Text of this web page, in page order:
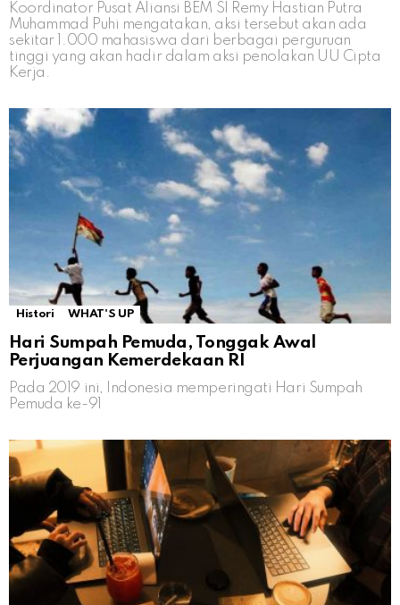
Koordinator Pusat Aliansi BEM SI Remy Hastian Putra
Muhammad Puhi mengatakan, aksi tersebut akan ada
sekitar 1.000 mahasiswa dari berbagai perguruan
tinggi yang akan hadir dalam aksi penolakan UU Cipta
Kerja.
Histori WHAT'S UP
Hari Sumpah Pemuda, Tonggak Awal
Perjuangan Kemerdekaan RI
Pada 2019 ini, Indonesia memperingati Hari Sumpah
Pemuda ke-91